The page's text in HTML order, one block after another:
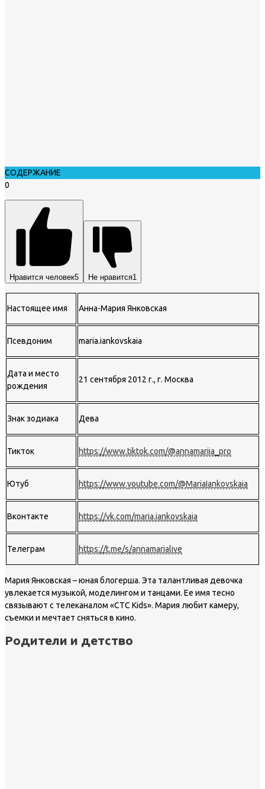
СОДЕРЖАНИЕ
0
Нравится человек5 Не нравится1
Настоящее имя Анна-Мария Янковская
Псевдоним maria.iankovskaia
Дата и место
рождения
21 сентября 2012 г., г. Москва
Знак зодиака Дева
Тикток https://www.tiktok.com/@annamariia_pro
Ютуб https://www.youtube.com/@MariaIankovskaia
Вконтакте https://vk.com/maria.iankovskaia
Телеграм https://t.me/s/annamarialive
Мария Янковская – юная блогерша. Эта талантливая девочка
увлекается музыкой, моделингом и танцами. Ее имя тесно
связывают с телеканалом «СТС Kids». Мария любит камеру,
съемки и мечтает сняться в кино.
Родители и детство